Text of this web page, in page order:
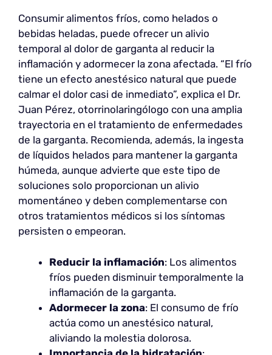
Consumir alimentos fríos, como helados o
bebidas heladas, puede ofrecer un alivio
temporal al dolor de garganta al reducir la
inflamación y adormecer la zona afectada. “El frío
tiene un efecto anestésico natural que puede
calmar el dolor casi de inmediato”, explica el Dr.
Juan Pérez, otorrinolaringólogo con una amplia
trayectoria en el tratamiento de enfermedades
de la garganta. Recomienda, además, la ingesta
de líquidos helados para mantener la garganta
húmeda, aunque advierte que este tipo de
soluciones solo proporcionan un alivio
momentáneo y deben complementarse con
otros tratamientos médicos si los síntomas
persisten o empeoran.
Reducir la inflamación: Los alimentos
fríos pueden disminuir temporalmente la
inflamación de la garganta.
Adormecer la zona: El consumo de frío
actúa como un anestésico natural,
aliviando la molestia dolorosa.